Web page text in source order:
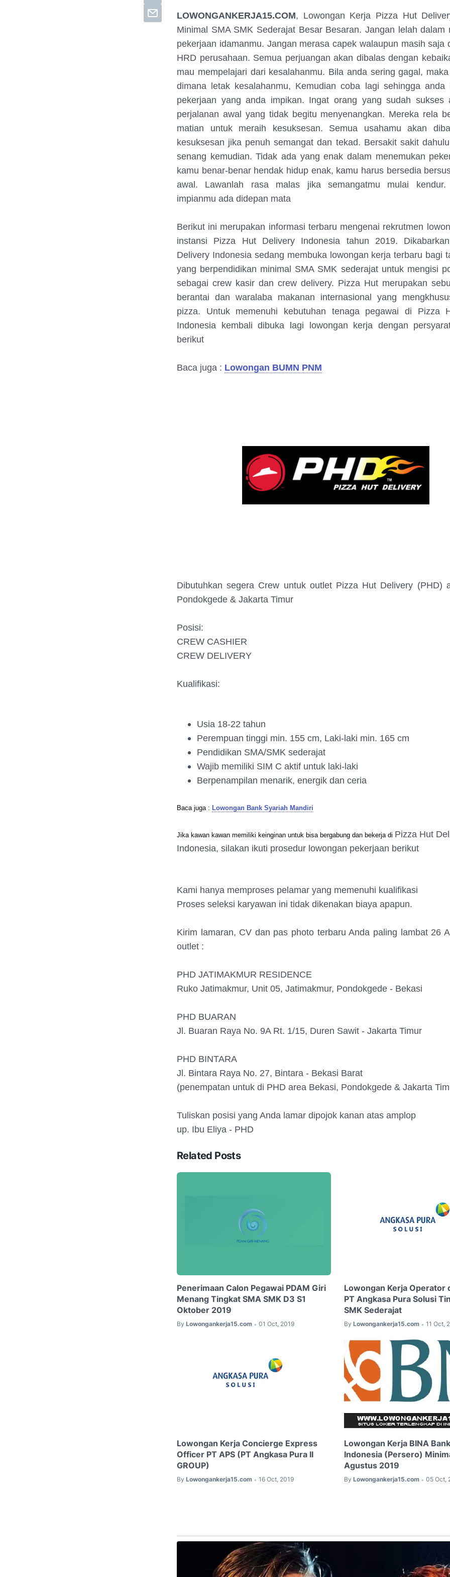
LOWONGANKERJA15.COM, Lowongan Kerja Pizza Hut
Minimal SMA SMK Sederajat Besar Besaran. Jangan lelah dalam
pekerjaan idamanmu. Jangan merasa capek walaupun masih saja
HRD perusahaan. Semua perjuangan akan dibalas dengan
mau mempelajari dari kesalahanmu. Bila anda sering gagal,
dimana letak kesalahanmu, Kemudian coba lagi sehingga anda
pekerjaan yang anda impikan. Ingat orang yang sudah sukses
perjalanan awal yang tidak begitu menyenangkan. Mereka rela
matian untuk meraih kesuksesan. Semua usahamu akan
kesuksesan jika penuh semangat dan tekad. Bersakit sakit
senang kemudian. Tidak ada yang enak dalam menemukan
kamu benar-benar hendak hidup enak, kamu harus bersedia
awal. Lawanlah rasa malas jika semangatmu mulai kendur.
impianmu ada didepan mata
Berikut ini merupakan informasi terbaru mengenai rekrutmen
instansi Pizza Hut Delivery Indonesia tahun 2019.
Delivery Indonesia sedang membuka lowongan kerja terbaru bagi
yang berpendidikan minimal SMA SMK sederajat untuk mengisi
sebagai crew kasir dan crew delivery. Pizza Hut merupakan
berantai dan waralaba makanan internasional yang
pizza. Untuk memenuhi kebutuhan tenaga pegawai di Pizza
Indonesia kembali dibuka lagi lowongan kerja dengan
berikut
Baca juga : Lowongan BUMN PNM
Dibutuhkan segera Crew untuk outlet Pizza Hut Delivery (PHD)
Pondokgede & Jakarta Timur
Posisi:
CREW CASHIER
CREW DELIVERY
Kualifikasi:
Usia 18-22 tahun
Perempuan tinggi min. 155 cm, Laki-laki min. 165 cm
Pendidikan SMA/SMK sederajat
Wajib memiliki SIM C aktif untuk laki-laki
Berpenampilan menarik, energik dan ceria
Baca juga : Lowongan Bank Syariah Mandiri
Jika kawan kawan memiliki keinginan untuk bisa bergabung dan bekerja di Pizza Hut
Indonesia, silakan ikuti prosedur lowongan pekerjaan berikut
Kami hanya memproses pelamar yang memenuhi kualifikasi
Proses seleksi karyawan ini tidak dikenakan biaya apapun.
Kirim lamaran, CV dan pas photo terbaru Anda paling lambat 26
outlet :
PHD JATIMAKMUR RESIDENCE
Ruko Jatimakmur, Unit 05, Jatimakmur, Pondokgede - Bekasi
PHD BUARAN
Jl. Buaran Raya No. 9A Rt. 1/15, Duren Sawit - Jakarta Timur
PHD BINTARA
Jl. Bintara Raya No. 27, Bintara - Bekasi Barat
(penempatan untuk di PHD area Bekasi, Pondokgede & Jakarta
Tuliskan posisi yang Anda lamar dipojok kanan atas amplop
up. Ibu Eliya - PHD
Related Posts
Penerimaan Calon Pegawai PDAM Giri
Menang Tingkat SMA SMK D3 S1
Oktober 2019
By Lowongankerja15.com • 01 Oct, 2019
Lowongan Kerja Operator
PT Angkasa Pura Solusi
SMK Sederajat
By Lowongankerja15.com • 11 Oct,
Lowongan Kerja Concierge Express
Officer PT APS (PT Angkasa Pura II
GROUP)
By Lowongankerja15.com • 16 Oct, 2019
Lowongan Kerja BINA
Indonesia (Persero)
Agustus 2019
By Lowongankerja15.com • 05 Oct,